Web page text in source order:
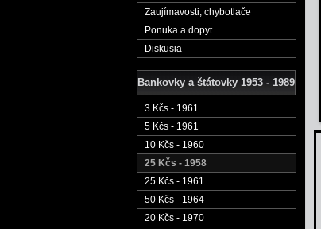
Zaujímavosti, chybotlače
Ponuka a dopyt
Diskusia
Bankovky a štátovky 1953 - 1989
3 Kčs - 1961
5 Kčs - 1961
10 Kčs - 1960
25 Kčs - 1958
25 Kčs - 1961
50 Kčs - 1964
20 Kčs - 1970